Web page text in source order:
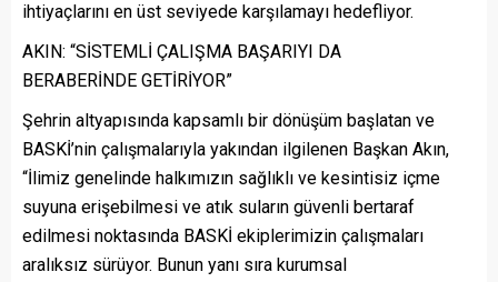
ihtiyaçlarını en üst seviyede karşılamayı hedefliyor.
AKIN: “SİSTEMLİ ÇALIŞMA BAŞARIYI DA
BERABERİNDE GETİRİYOR”
Şehrin altyapısında kapsamlı bir dönüşüm başlatan ve
BASKİ’nin çalışmalarıyla yakından ilgilenen Başkan Akın,
“İlimiz genelinde halkımızın sağlıklı ve kesintisiz içme
suyuna erişebilmesi ve atık suların güvenli bertaraf
edilmesi noktasında BASKİ ekiplerimizin çalışmaları
aralıksız sürüyor. Bunun yanı sıra kurumsal